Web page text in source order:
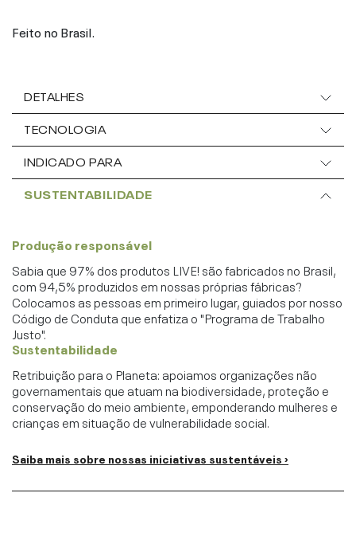
Feito no Brasil.
DETALHES
TECNOLOGIA
INDICADO PARA
SUSTENTABILIDADE
Produção responsável
Sabia que 97% dos produtos LIVE! são fabricados no Brasil,
com 94,5% produzidos em nossas próprias fábricas?
Colocamos as pessoas em primeiro lugar, guiados por nosso
Código de Conduta que enfatiza o "Programa de Trabalho
Justo".
Sustentabilidade
Retribuição para o Planeta: apoiamos organizações não
governamentais que atuam na biodiversidade, proteção e
conservação do meio ambiente, emponderando mulheres e
crianças em situação de vulnerabilidade social.
Saiba mais sobre nossas iniciativas sustentáveis ›